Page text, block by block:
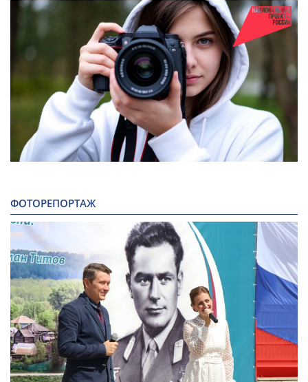
ФОТОРЕПОРТАЖ